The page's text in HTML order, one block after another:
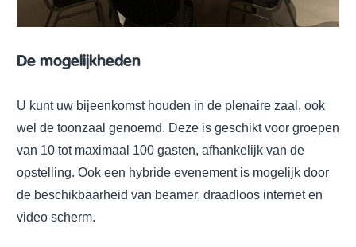
De mogelijkheden
U kunt uw bijeenkomst houden in de plenaire zaal, ook
wel de toonzaal genoemd. Deze is geschikt voor groepen
van 10 tot maximaal 100 gasten, afhankelijk van de
opstelling. Ook een hybride evenement is mogelijk door
de beschikbaarheid van beamer, draadloos internet en
video scherm.